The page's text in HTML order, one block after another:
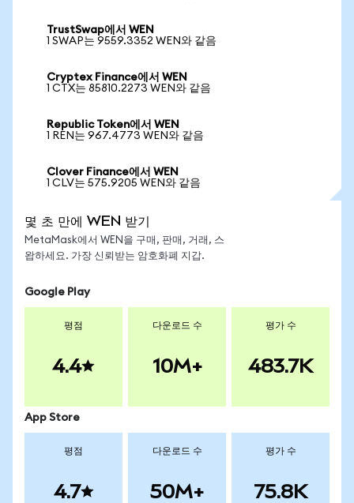
TrustSwap에서 WEN
1 SWAP는 9559.3352 WEN와 같음
Cryptex Finance에서 WEN
1 CTX는 85810.2273 WEN와 같음
Republic Token에서 WEN
1 REN는 967.4773 WEN와 같음
Clover Finance에서 WEN
1 CLV는 575.9205 WEN와 같음
몇 초 만에 WEN 받기
MetaMask에서 WEN을 구매, 판매, 거래, 스
왑하세요. 가장 신뢰받는 암호화폐 지갑.
Google Play
평점
4.4
다운로드 수
10M+
평가 수
483.7K
App Store
평점
4.7
다운로드 수
50M+
평가 수
75.8K